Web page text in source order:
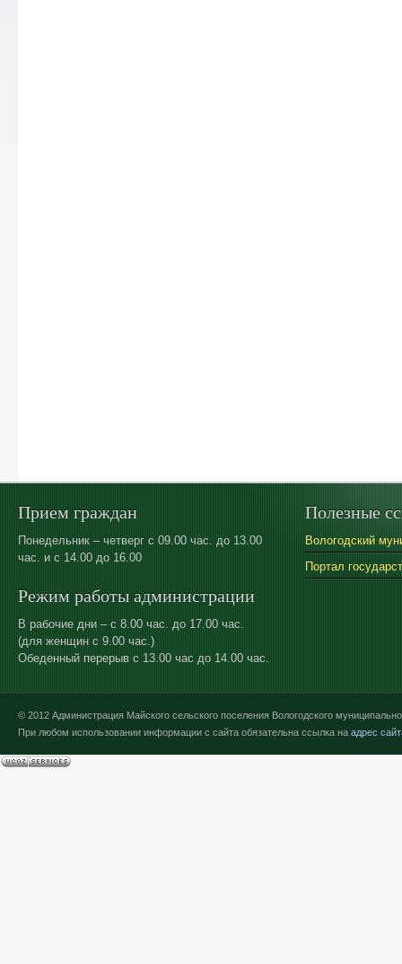
Прием граждан
Понедельник – четверг с 09.00 час. до 13.00
час. и с 14.00 до 16.00
Режим работы администрации
В рабочие дни – с 8.00 час. до 17.00 час.
(для женщин с 9.00 час.)
Обеденный перерыв с 13.00 час до 14.00 час.
Полезные
Вологодский
Портал
© 2012 Администрация Майского сельского поселения Вологодского
При любом использовании информации с сайта обязательна ссылка на адрес